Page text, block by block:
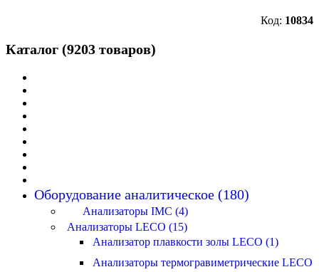
Код: 10834
Каталог (9203 товаров)
Оборудование аналитическое (180)
Анализаторы IMC (4)
Анализаторы LECO (15)
Анализатор плавкости золы LECO (1)
Анализаторы термогравиметрические LECO